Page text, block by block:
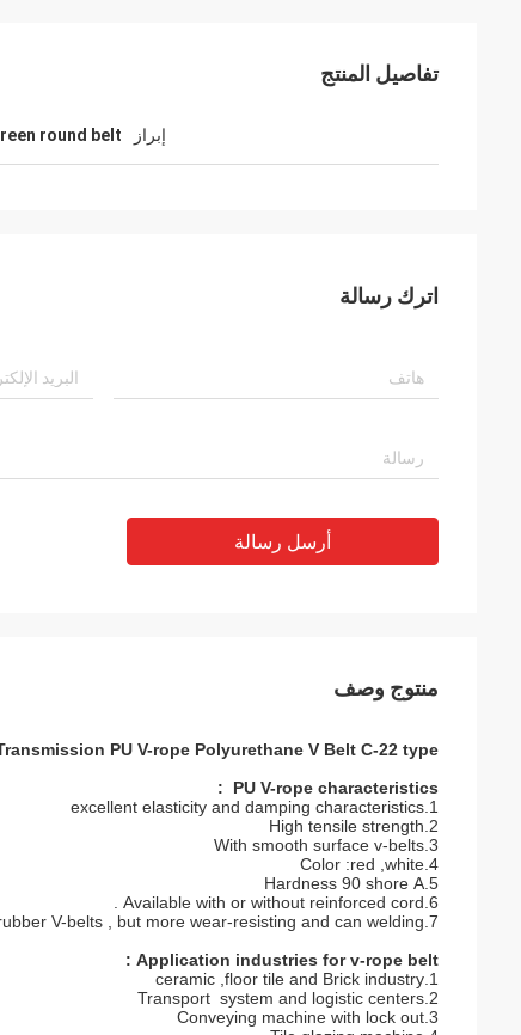
Customer satisfaction products , good
تفاصيل المنتج
إبراز round belt
اترك رسالة
أرسل رسالة
منتوج وصف
PU V-rope Polyurethane V Belt C-22 type
PU V-rope characteristics
:
1.excellent elasticity and damping characteristics
2.High tensile strength
3.With smooth surface v-belts
4.Color :red ,white
5.Hardness 90 shore A
6.Available with or without reinforced cord .
7.Replacement for conventional rubber V-belts , but more wear-resisting and can welding.
Application industries for v-rope belt :
1.ceramic ,floor tile and Brick industry
2.Transport system and logistic centers
3.Conveying machine with lock out